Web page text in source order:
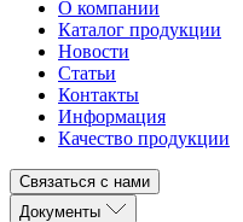
О компании
Каталог продукции
Новости
Статьи
Контакты
Информация
Качество продукции
Связаться с нами
Документы